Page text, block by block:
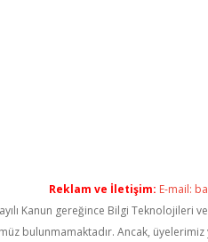
Reklam ve İletişim: E-mail:
Kanun gereğince Bilgi
bulunmamaktadır. Ancak,